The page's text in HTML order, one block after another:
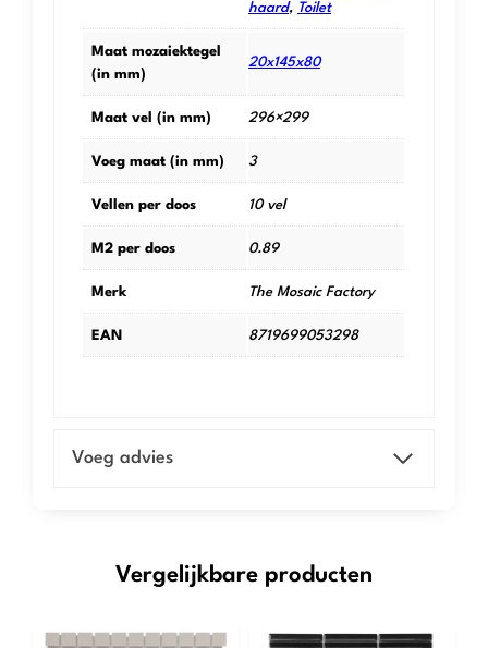
haard, Toilet
Maat mozaiektegel
(in mm)
20x145x80
Maat vel (in mm) 296×299
Voeg maat (in mm) 3
Vellen per doos 10 vel
M2 per doos 0.89
Merk The Mosaic Factory
EAN 8719699053298
Voeg advies
Vergelijkbare producten